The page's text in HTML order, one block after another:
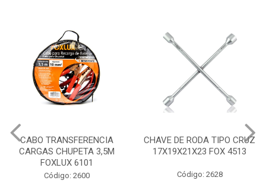
CHAVE DE RODA TIPO CRUZ
17X19X21X23 FOX 4513
Código: 2628
CERA PROFISSIONAL 200G
MAXI RUBBER
Código: 9820 B